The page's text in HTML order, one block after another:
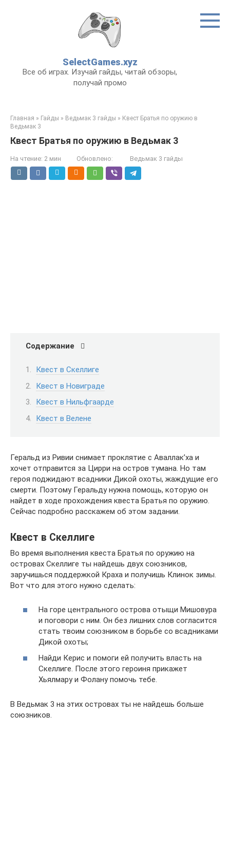
SelectGames.xyz
Все об играх. Изучай гайды, читай обзоры,
получай промо
Главная » Гайды » Ведьмак 3 гайды » Квест Братья по оружию в
Ведьмак 3
Квест Братья по оружию в Ведьмак 3
На чтение: 2 мин Обновлено: Ведьмак 3 гайды
Содержание
Квест в Скеллиге
Квест в Новиграде
Квест в Нильфгаарде
Квест в Велене
Геральд из Ривии снимает проклятие с Аваллак’ха и
хочет отправится за Цирри на остров тумана. Но там
героя поджидают всадники Дикой охоты, жаждущие его
смерти. Поэтому Геральду нужна помощь, которую он
найдет в ходе прохождения квеста Братья по оружию.
Сейчас подробно расскажем об этом задании.
Квест в Скеллиге
Во время выполнения квеста Братья по оружию на
островах Скеллиге ты найдешь двух союзников,
заручишься поддержкой Краха и получишь Клинок зимы.
Вот что для этого нужно сделать:
На горе центрального острова отыщи Мишовура
и поговори с ним. Он без лишних слов согласится
стать твоим союзником в борьбе со всадниками
Дикой охоты;
Найди Керис и помоги ей получить власть на
Скеллиге. После этого героиня прикажет
Хьялмару и Фолану помочь тебе.
В Ведьмак 3 на этих островах ты не найдешь больше
союзников.